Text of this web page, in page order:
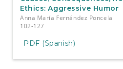
Ethics: Aggressive Humor
Anna María Fernández Poncela
102-127
PDF (Spanish)